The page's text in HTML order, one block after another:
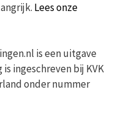
Lees onze
is een uitgave
is ingeschreven bij KVK
onder nummer